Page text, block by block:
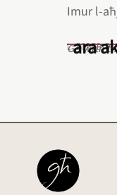
Imur
L‑EQREB
Go with
ara